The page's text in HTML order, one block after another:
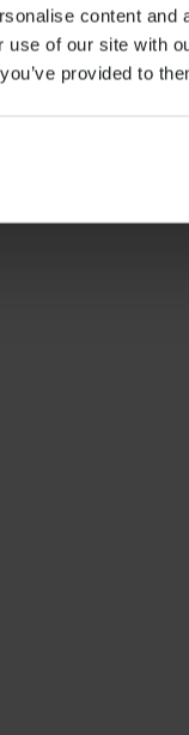
content
use of our site with
provided to